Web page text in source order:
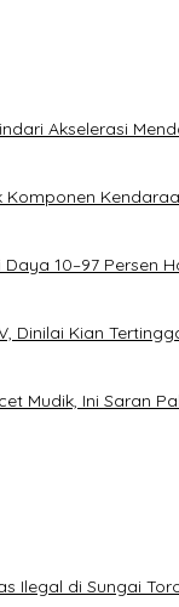
Akselerasi
Daya 10–97 Persen
Dinilai Kian
Mudik, Ini Saran
Ilegal di Sungai